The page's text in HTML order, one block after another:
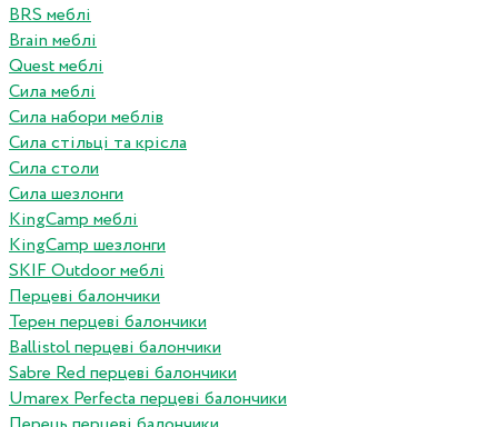
BRS меблі
Brain меблі
Quest меблі
Сила меблі
Сила набори меблів
Сила стільці та крісла
Сила столи
Сила шезлонги
KingCamp меблі
KingCamp шезлонги
SKIF Outdoor меблі
Перцеві балончики
Терен перцеві балончики
Ballistol перцеві балончики
Sabre Red перцеві балончики
Umarex Perfecta перцеві балончики